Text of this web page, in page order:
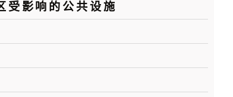
受影响的公共设施